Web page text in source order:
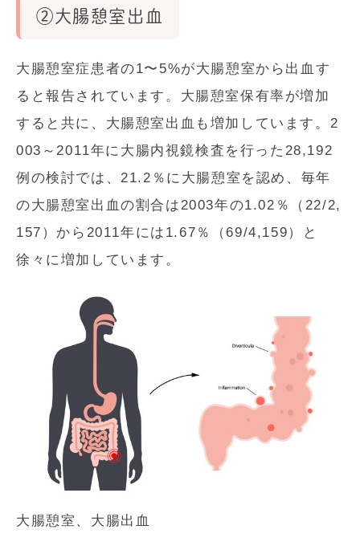
②大腸憩室出血
大腸憩室症患者の1〜5%が大腸憩室から出血す
ると報告されています。大腸憩室保有率が増加
すると共に、大腸憩室出血も増加しています。2
003～2011年に大腸内視鏡検査を行った28,192
例の検討では、21.2％に大腸憩室を認め、毎年
の大腸憩室出血の割合は2003年の1.02％（22/2,
157）から2011年には1.67％（69/4,159）と
徐々に増加しています。
大腸憩室、大腸出血